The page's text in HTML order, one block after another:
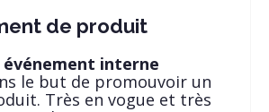
de produit
événement interne
le but de promouvoir un
Très en vogue et très